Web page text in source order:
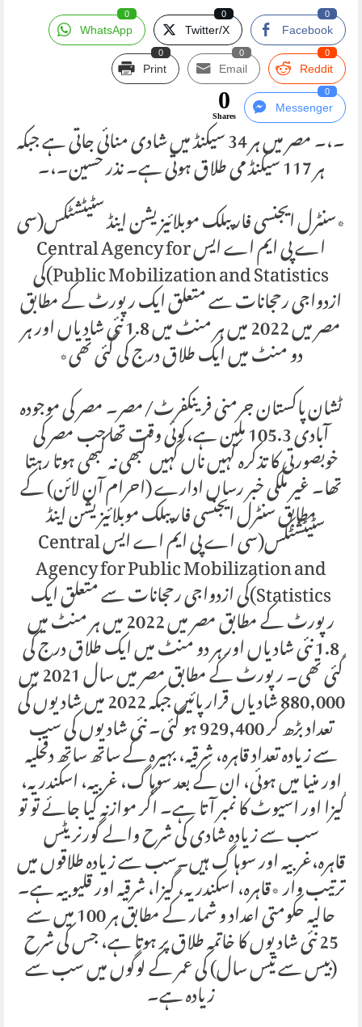
Facebook
0
Twitter/X
0
WhatsApp
0
Reddit
0
Email
0
Print
0
Messenger
0
0
Shares۔،۔ مصر میں ہر 34 سیکنڈ میں شادی منائی جاتی ہے جبکہ
ہر 117 سیکنڈ می طلاق ہوتی ہے۔ نذر حسین۔،۔
٭سنٹرل ایجنسی فار پبلک موبلائیزیشن اینڈ سٹیٹشٹکس(سی
اے پی ایم اے ایس Central Agency for
Public Mobilization and Statistics)کی
ازدواجی رحجانات سے متعلق ایک رپورٹ کے مطابق
مصر میں 2022 میں ہر منٹ میں 1.8 نئی شادیاں اور ہر
دو منٹ میں ایک طلاق درج کی گئی تھی٭
ٹشان پاکستان جرمنی فرینکفرٹ/مصر۔ مصر کی موجودہ
آبادی 105.3 ملین ہے،کوئی وقت تھا جب مصر کی
خوبصورتی کا تذکرہ کہیں ناں کہیں کبھی نہ کبھی ہوتا رہتا
تھا۔ غیر ملکی خبر رساں ادارے (احرام آن لائن) کے
مطابق سنٹرل ایجنسی فار پبلک موبلائیزیشن اینڈ
سٹیٹشٹکس(سی اے پی ایم اے ایس Central
Agency for Public Mobilization and
Statistics)کی ازدواجی رحجانات سے متعلق ایک
رپورٹ کے مطابق مصر میں 2022 میں ہر منٹ میں
1.8 نئی شادیاں اور ہر دو منٹ میں ایک طلاق درج کی
گئی تھی۔ رپورٹ کے مطابق مصر میں سال 2021 میں
880,000 شادیاں قرار پائیں جبکہ 2022 میں شادیوں کی
تعداد بڑھ کر 929,400 ہو گئی۔ نئی شادیوں کی سب
سے زیادہ تعداد قاہرہ، شرقیہ، بہیرہ کے ساتھ ساتھ دقحلیہ
اور منیا میں ہوئی، ان کے بعد سوہاگ، غربیہ، اسکندریہ،
گیزا اور اسیوٹ کا نمبر آتا ہے۔ اگر موازنہ کیا جائے تو تو
سب سے زیادہ شادی کی شرح والے گورنریٹس
قاہرہ،غربیہ اور سوہاگ ہیں۔سب سے زیادہ طلاقوں میں
ترتیب وار ٭قاہرہ، اسکندریہ، گیزا، شرقیہ اور قلیوبیہ ہے۔
حالیہ حکومتی اعداد و شمار کے مطابق ہر 100 میں سے
25 نئی شادیوں کا خاتمہ طلاق پر ہوتا ہے، جس کی شرح
(بیس سے تیس سال) کی عمر کے لوگوں میں سب سے
زیادہ ہے۔